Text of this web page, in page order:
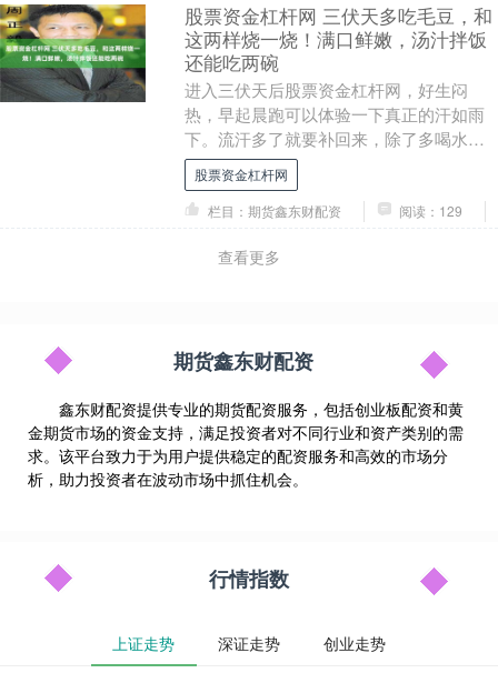
股票资金杠杆网 三伏天多吃毛豆，和
这两样烧一烧！满口鲜嫩，汤汁拌饭
还能吃两碗
进入三伏天后股票资金杠杆网，好生闷
热，早起晨跑可以体验一下真正的汗如雨
下。流汗多了就要补回来，除了多喝水还
要多吃一些含钾的食物，比如夏季的毛豆
就很不错。 夏季随....
股票资金杠杆网
栏目：期货鑫东财配资
阅读：129
查看更多
期货鑫东财配资
鑫东财配资提供专业的期货配资服务，包括创业板配资和黄
金期货市场的资金支持，满足投资者对不同行业和资产类别的需
求。该平台致力于为用户提供稳定的配资服务和高效的市场分
析，助力投资者在波动市场中抓住机会。
行情指数
上证走势 深证走势 创业走势